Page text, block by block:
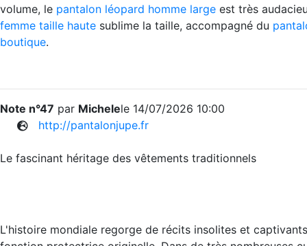
volume, le pantalon léopard homme large est très
femme taille haute sublime la taille, accompagné du
boutique.
Note n°47 par Michelele 14/07/2026 10:00
http://pantalonjupe.fr
Le fascinant héritage des vêtements traditionnels
L'histoire mondiale regorge de récits insolites et